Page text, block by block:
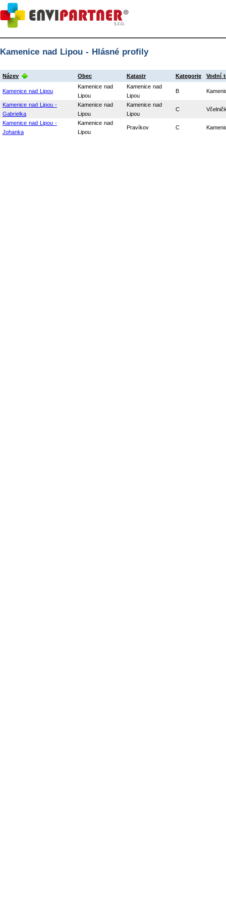
Kamenice nad Lipou - Hlásné profily
Název Obec Katastr Kategorie Vodní
Kamenice nad Lipou
Kamenice nad
Lipou
Kamenice nad
Lipou
B
Kamenice nad Lipou -
Gabrielka
Kamenice nad
Lipou
Kamenice nad
Lipou
C
Kamenice nad Lipou -
Johanka
Kamenice nad
Lipou
Pravíkov C